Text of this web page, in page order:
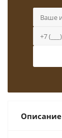
Описание